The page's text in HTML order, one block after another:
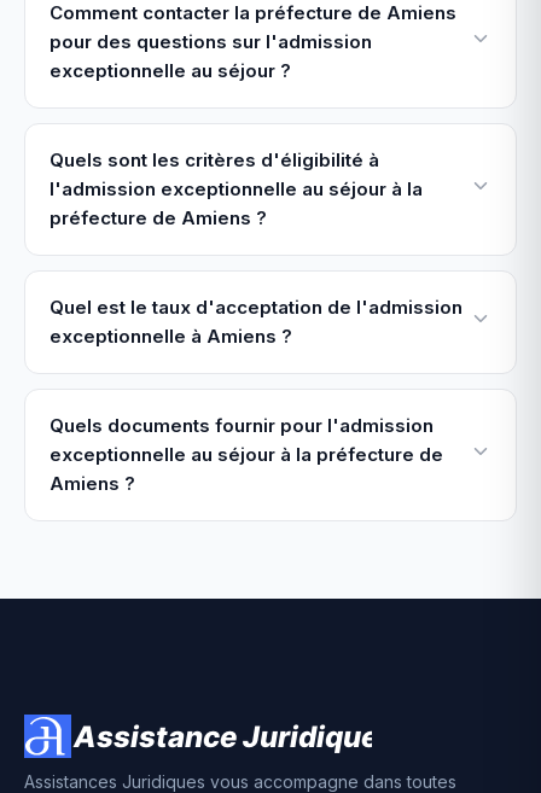
Comment contacter la préfecture de Amiens
pour des questions sur l'admission
exceptionnelle au séjour ?
Quels sont les critères d'éligibilité à
l'admission exceptionnelle au séjour à la
préfecture de Amiens ?
Quel est le taux d'acceptation de l'admission
exceptionnelle à Amiens ?
Quels documents fournir pour l'admission
exceptionnelle au séjour à la préfecture de
Amiens ?
Assistances Juridiques vous accompagne dans toutes